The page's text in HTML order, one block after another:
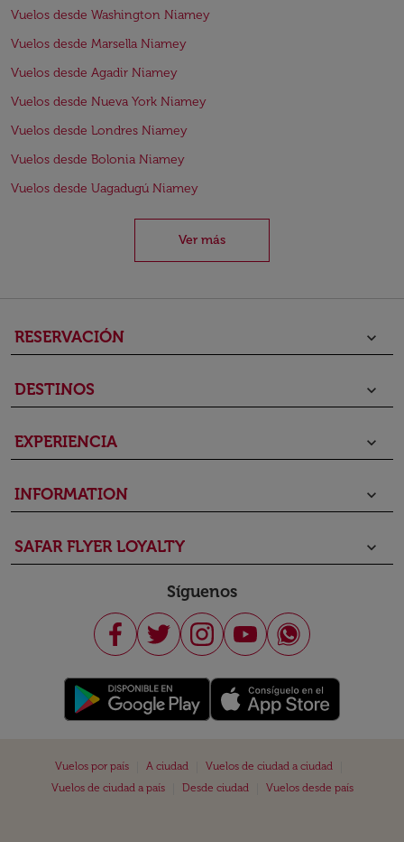
Vuelos desde Washington Niamey
Vuelos desde Marsella Niamey
Vuelos desde Agadir Niamey
Vuelos desde Nueva York Niamey
Vuelos desde Londres Niamey
Vuelos desde Bolonia Niamey
Vuelos desde Uagadugú Niamey
Ver más
RESERVACIÓN keyboard_arrow_down
DESTINOS keyboard_arrow_down
EXPERIENCIA keyboard_arrow_down
INFORMATION keyboard_arrow_down
SAFAR FLYER LOYALTY keyboard_arrow_down
Síguenos
Vuelos por país A ciudad Vuelos de ciudad a ciudad
Vuelos de ciudad a país
Desde ciudad Vuelos desde país